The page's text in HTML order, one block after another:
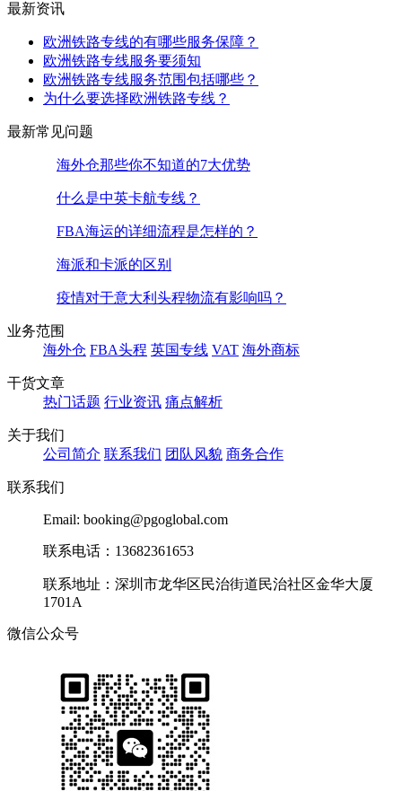
最新资讯
欧洲铁路专线的有哪些服务保障？
欧洲铁路专线服务要须知
欧洲铁路专线服务范围包括哪些？
为什么要选择欧洲铁路专线？
最新常见问题
海外仓那些你不知道的7大优势
什么是中英卡航专线？
FBA海运的详细流程是怎样的？
海派和卡派的区别
疫情对于意大利头程物流有影响吗？
业务范围
海外仓 FBA头程 英国专线 VAT 海外商标
干货文章
热门话题 行业资讯 痛点解析
关于我们
公司简介 联系我们 团队风貌 商务合作
联系我们
Email: booking@pgoglobal.com
联系电话：13682361653
联系地址：深圳市龙华区民治街道民治社区金华大厦
1701A
微信公众号